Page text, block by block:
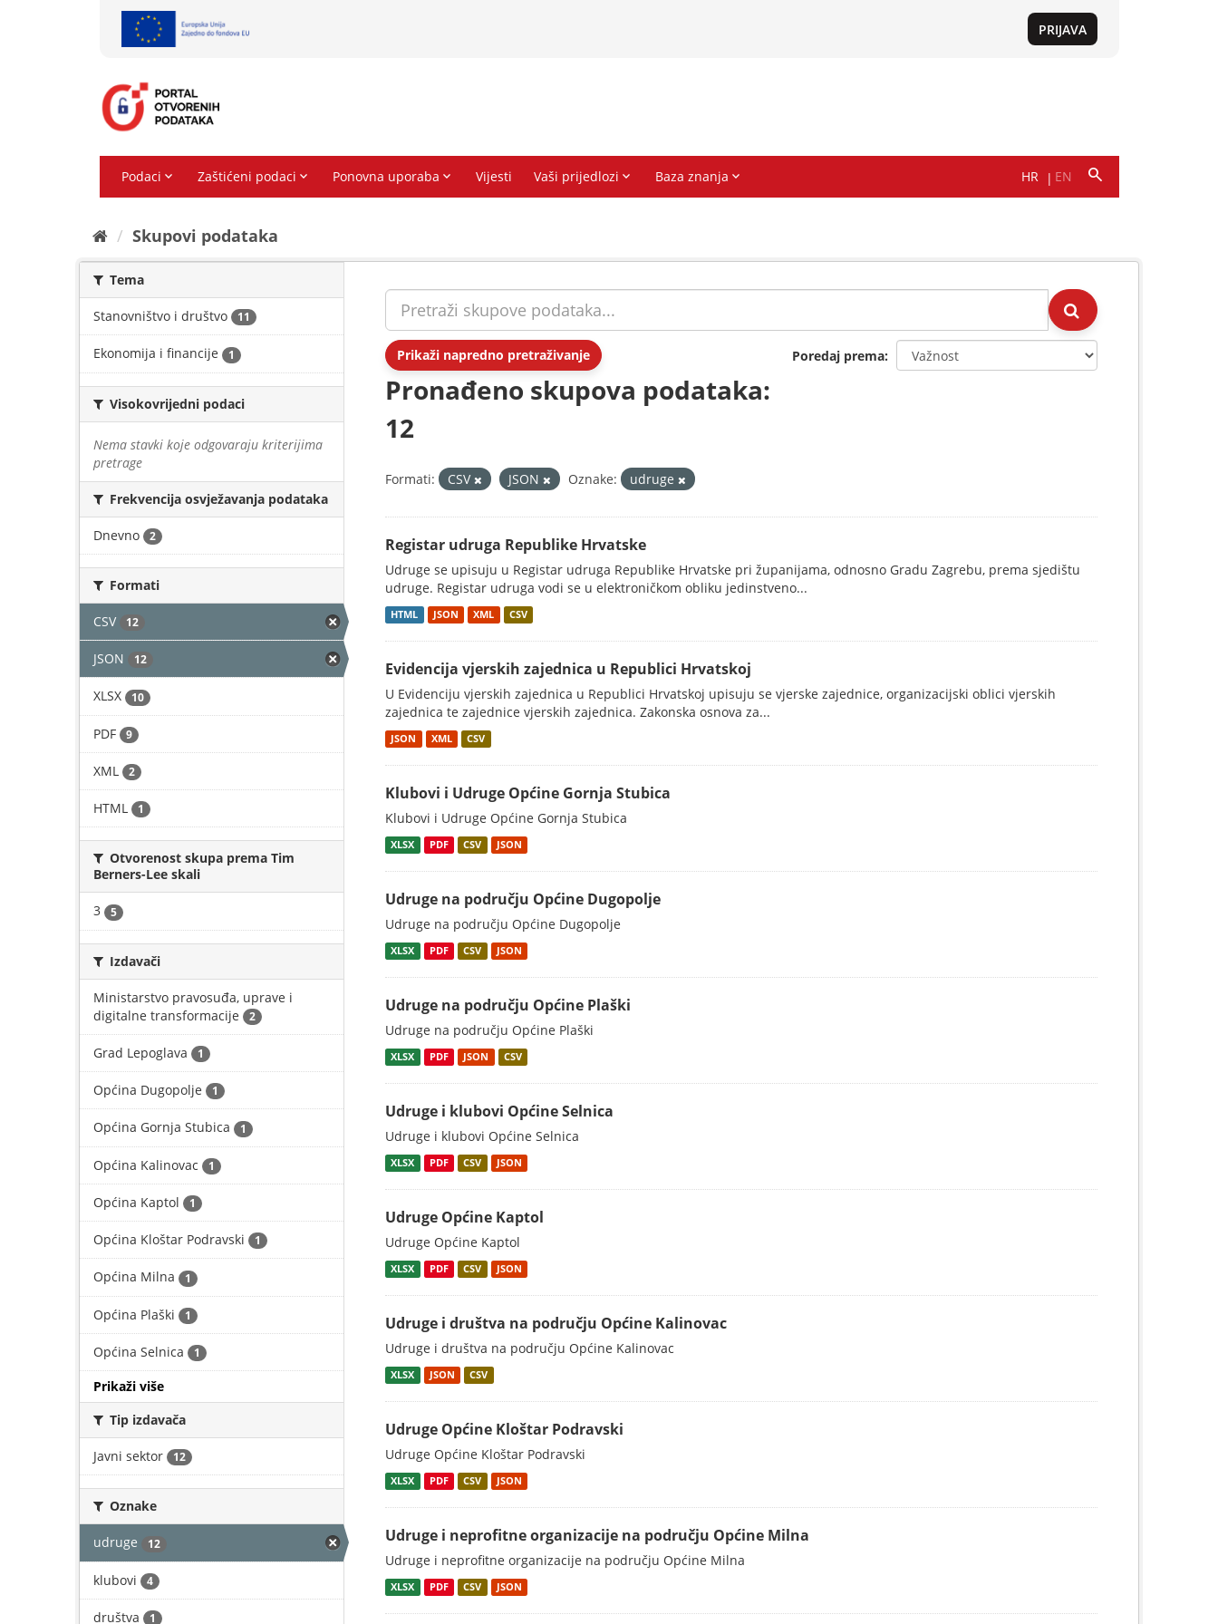
Skupovi podаtаkа
Tema
Stanovništvo i društvo 11
Ekonomija i financije 1
Visokovrijedni podaci
Nema stavki koje odgovaraju kriterijima
pretrage
Frekvencija osvježavanja podataka
Dnevno 2
Formati
CSV 12
JSON 12
XLSX 10
PDF 9
XML 2
HTML 1
Otvorenost skupa prema Tim
Berners-Lee skali
3 5
Izdavači
Ministarstvo pravosuđa, uprave i
digitalne transformacije
2
Grad Lepoglava 1
Općina Dugopolje 1
Općina Gornja Stubica 1
Općina Kalinovac 1
Općina Kaptol 1
Općina Kloštar Podravski 1
Općina Milna 1
Općina Plaški 1
Općina Selnica 1
Prikaži više
Tip izdavača
Javni sektor 12
Oznake
udruge 12
klubovi 4
društva 1
Prikaži napredno pretraživanje Poredaj prema
Pronađeno skupova podataka:
12
Formati: CSV JSON Oznake: udruge
Registar udruga Republike Hrvatske
Udruge se upisuju u Registar udruga Republike Hrvatske pri županijama, odnosno Gradu Zagrebu, prema sjedištu
udruge. Registar udruga vodi se u elektroničkom obliku jedinstveno...
HTML JSON XML CSV
Evidencija vjerskih zajednica u Republici Hrvatskoj
U Evidenciju vjerskih zajednica u Republici Hrvatskoj upisuju se vjerske zajednice, organizacijski oblici vjerskih
zajednica te zajednice vjerskih zajednica. Zakonska osnova za...
JSON XML CSV
Klubovi i Udruge Općine Gornja Stubica
Klubovi i Udruge Općine Gornja Stubica
XLSX PDF CSV JSON
Udruge na području Općine Dugopolje
Udruge na području Općine Dugopolje
XLSX PDF CSV JSON
Udruge na području Općine Plaški
Udruge na području Općine Plaški
XLSX PDF JSON CSV
Udruge i klubovi Općine Selnica
Udruge i klubovi Općine Selnica
XLSX PDF CSV JSON
Udruge Općine Kaptol
Udruge Općine Kaptol
XLSX PDF CSV JSON
Udruge i društva na području Općine Kalinovac
Udruge i društva na području Općine Kalinovac
XLSX JSON CSV
Udruge Općine Kloštar Podravski
Udruge Općine Kloštar Podravski
XLSX PDF CSV JSON
Udruge i neprofitne organizacije na području Općine Milna
Udruge i neprofitne organizacije na području Općine Milna
XLSX PDF CSV JSON